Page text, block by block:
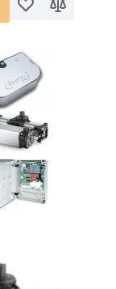
Voeg toe aan